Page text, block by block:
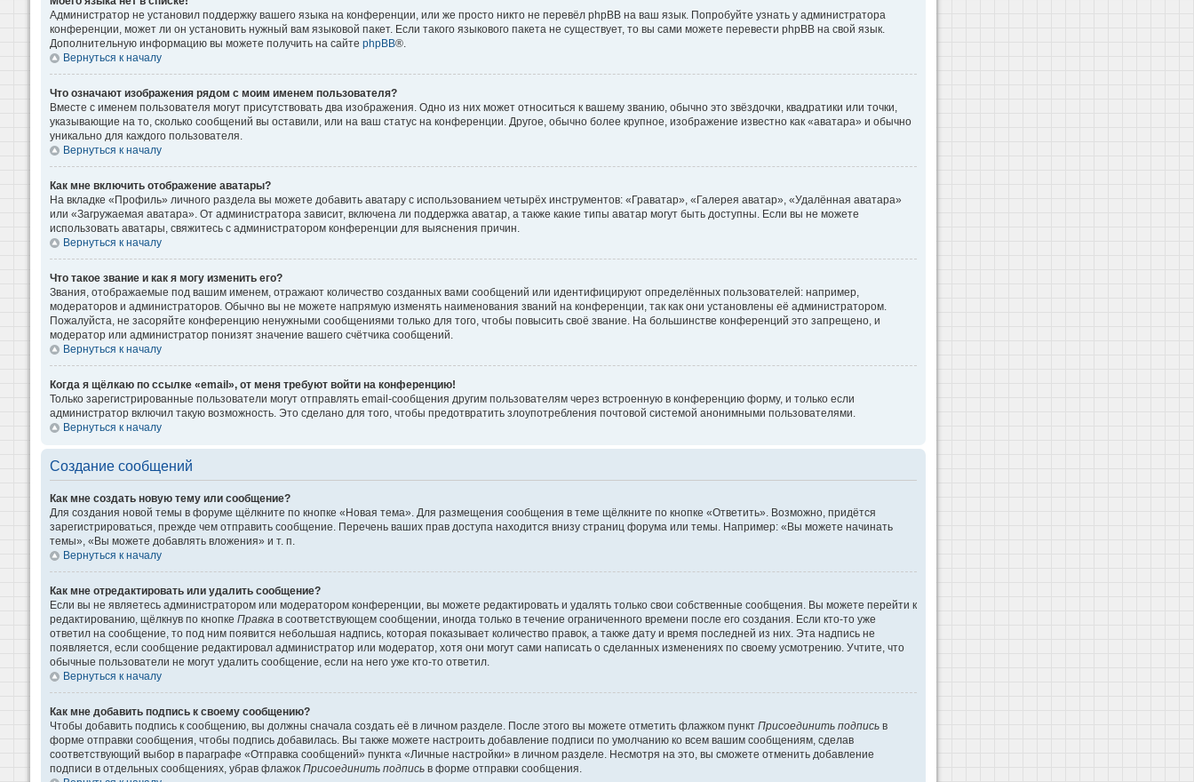
Администратор не установил поддержку вашего языка на конференции, или же просто никто не перевёл phpBB на ваш язык. Попробуйте узнать у администратора
конференции, может ли он установить нужный вам языковой пакет. Если такого языкового пакета не существует, то вы сами можете перевести phpBB на свой язык.
Дополнительную информацию вы можете получить на сайте phpBB®.
Вернуться к началу
Что означают изображения рядом с моим именем пользователя?
Вместе с именем пользователя могут присутствовать два изображения. Одно из них может относиться к вашему званию, обычно это звёздочки, квадратики или точки,
указывающие на то, сколько сообщений вы оставили, или на ваш статус на конференции. Другое, обычно более крупное, изображение известно как «аватара» и обычно
уникально для каждого пользователя.
Вернуться к началу
Как мне включить отображение аватары?
На вкладке «Профиль» личного раздела вы можете добавить аватару с использованием четырёх инструментов: «Граватар», «Галерея аватар», «Удалённая аватара»
или «Загружаемая аватара». От администратора зависит, включена ли поддержка аватар, а также какие типы аватар могут быть доступны. Если вы не можете
использовать аватары, свяжитесь с администратором конференции для выяснения причин.
Вернуться к началу
Что такое звание и как я могу изменить его?
Звания, отображаемые под вашим именем, отражают количество созданных вами сообщений или идентифицируют определённых пользователей: например,
модераторов и администраторов. Обычно вы не можете напрямую изменять наименования званий на конференции, так как они установлены её администратором.
Пожалуйста, не засоряйте конференцию ненужными сообщениями только для того, чтобы повысить своё звание. На большинстве конференций это запрещено, и
модератор или администратор понизят значение вашего счётчика сообщений.
Вернуться к началу
Когда я щёлкаю по ссылке «email», от меня требуют войти на конференцию!
Только зарегистрированные пользователи могут отправлять email-сообщения другим пользователям через встроенную в конференцию форму, и только если
администратор включил такую возможность. Это сделано для того, чтобы предотвратить злоупотребления почтовой системой анонимными пользователями.
Вернуться к началу
Создание сообщений
Как мне создать новую тему или сообщение?
Для создания новой темы в форуме щёлкните по кнопке «Новая тема». Для размещения сообщения в теме щёлкните по кнопке «Ответить». Возможно, придётся
зарегистрироваться, прежде чем отправить сообщение. Перечень ваших прав доступа находится внизу страниц форума или темы. Например: «Вы можете начинать
темы», «Вы можете добавлять вложения» и т. п.
Вернуться к началу
Как мне отредактировать или удалить сообщение?
Если вы не являетесь администратором или модератором конференции, вы можете редактировать и удалять только свои собственные сообщения. Вы можете перейти к
редактированию, щёлкнув по кнопке Правка в соответствующем сообщении, иногда только в течение ограниченного времени после его создания. Если кто-то уже
ответил на сообщение, то под ним появится небольшая надпись, которая показывает количество правок, а также дату и время последней из них. Эта надпись не
появляется, если сообщение редактировал администратор или модератор, хотя они могут сами написать о сделанных изменениях по своему усмотрению. Учтите, что
обычные пользователи не могут удалить сообщение, если на него уже кто-то ответил.
Вернуться к началу
Как мне добавить подпись к своему сообщению?
Чтобы добавить подпись к сообщению, вы должны сначала создать её в личном разделе. После этого вы можете отметить флажком пункт Присоединить подпись в
форме отправки сообщения, чтобы подпись добавилась. Вы также можете настроить добавление подписи по умолчанию ко всем вашим сообщениям, сделав
соответствующий выбор в параграфе «Отправка сообщений» пункта «Личные настройки» в личном разделе. Несмотря на это, вы сможете отменить добавление
подписи в отдельных сообщениях, убрав флажок Присоединить подпись в форме отправки сообщения.